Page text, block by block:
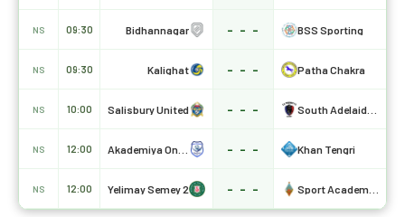
NS 09:30 Bidhannagar - - - BSS Sporting
NS 09:30 Kalighat - - - Patha Chakra
NS 10:00 Salisbury United - - -
NS 12:00 - - - Khan Tengri
NS 12:00 Yelimay Semey 2 - - -